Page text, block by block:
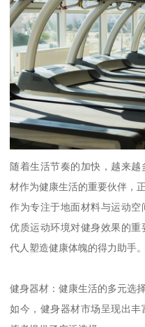
随着生活节奏的加快，越来
材作为健康生活的重要伙伴，
作为专注于地面材料与运动
优质运动环境对健身效果的
代人塑造健康体魄的得力助手。
健身器材：健康生活的多元选择
如今，健身器材市场呈现出